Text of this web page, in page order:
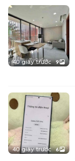
40 giây trước 9
40 giây trước 6